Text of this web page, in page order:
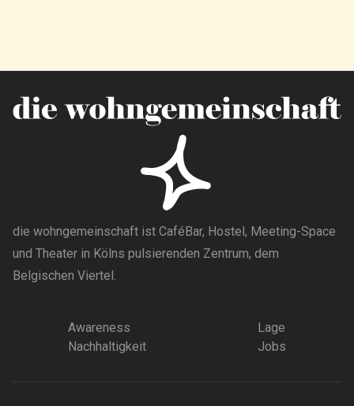
die wohngemeinschaft ist CaféBar, Hostel, Meeting-Space
und Theater in Kölns pulsierenden Zentrum, dem
Belgischen Viertel.
Awareness
Nachhaltigkeit
Lage
Jobs